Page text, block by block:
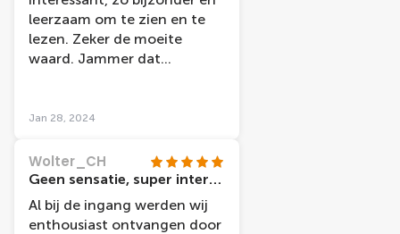
leerzaam om te zien en te
lezen. Zeker de moeite
waard. Jammer dat
wordt niets gezegd en als je
eens Nederlands wordt
gesproken. Bij het weggaan
zitten er 2 met de telefoon
te spelen en te lachen.
Jan 28, 2024
Wolter_CH
Geen sensatie, super interessant!
Al bij de ingang werden wij
enthousiast ontvangen door